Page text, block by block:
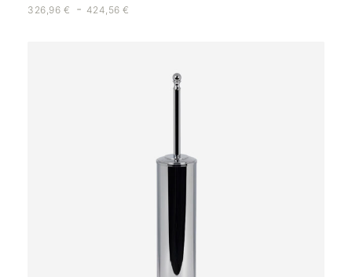
326,96 € - 424,56€